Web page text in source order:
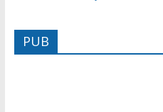
PUB